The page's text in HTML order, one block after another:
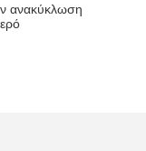
ανακύκλωση